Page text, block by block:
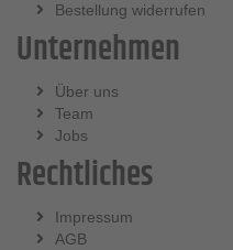
Bestellung widerrufen
Unternehmen
Über uns
Team
Jobs
Rechtliches
Impressum
AGB